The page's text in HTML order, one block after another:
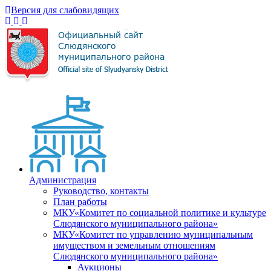
Версия для слабовидящих
Администрация
Руководство, контакты
План работы
МКУ«Комитет по социальной политике и культуре
Слюдянского муниципального района»
МКУ«Комитет по управлению муниципальным
имуществом и земельным отношениям
Слюдянского муниципального района»
Аукционы